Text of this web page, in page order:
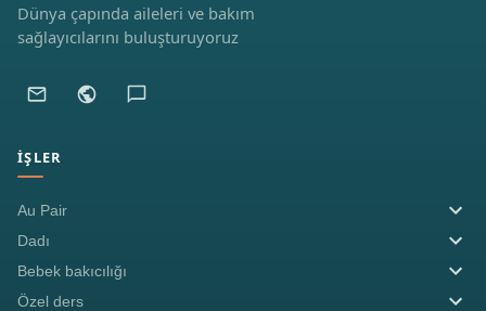
Dünya çapında aileleri ve bakım
sağlayıcılarını buluşturuyoruz
İŞLER
Au Pair
Dadı
Bebek bakıcılığı
Özel ders